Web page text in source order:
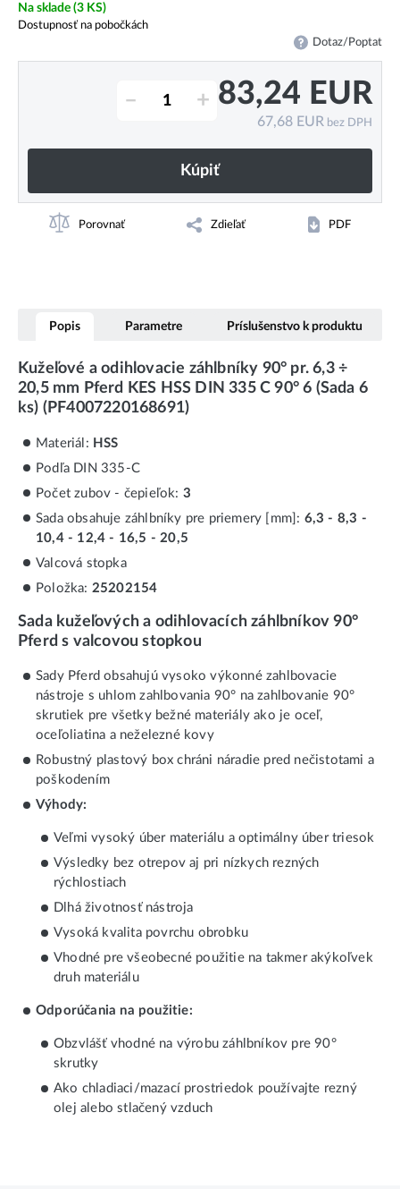
Na sklade (3 KS)
Dostupnosť na pobočkách
Dotaz/Poptat
– + 83,24 EUR
67,68 EUR bez DPH
Kúpiť
Porovnať Zdieľať PDF
Popis Parametre Príslušenstvo k produktu
Kužeľové a odihlovacie záhlbníky 90° pr. 6,3 ÷
20,5 mm Pferd KES HSS DIN 335 C 90° 6 (Sada 6
ks) (PF4007220168691)
Materiál: HSS
Podľa DIN 335-C
Počet zubov - čepieľok: 3
Sada obsahuje záhlbníky pre priemery [mm]: 6,3 - 8,3 -
10,4 - 12,4 - 16,5 - 20,5
Valcová stopka
Položka: 25202154
Sada kužeľových a odihlovacích záhlbníkov 90°
Pferd s valcovou stopkou
Sady Pferd obsahujú vysoko výkonné zahlbovacie
nástroje s uhlom zahlbovania 90° na zahlbovanie 90°
skrutiek pre všetky bežné materiály ako je oceľ,
oceľoliatina a neželezné kovy
Robustný plastový box chráni náradie pred nečistotami a
poškodením
Výhody:
Veľmi vysoký úber materiálu a optimálny úber triesok
Výsledky bez otrepov aj pri nízkych rezných
rýchlostiach
Dlhá životnosť nástroja
Vysoká kvalita povrchu obrobku
Vhodné pre všeobecné použitie na takmer akýkoľvek
druh materiálu
Odporúčania na použitie:
Obzvlášť vhodné na výrobu záhlbníkov pre 90°
skrutky
Ako chladiaci/mazací prostriedok používajte rezný
olej alebo stlačený vzduch